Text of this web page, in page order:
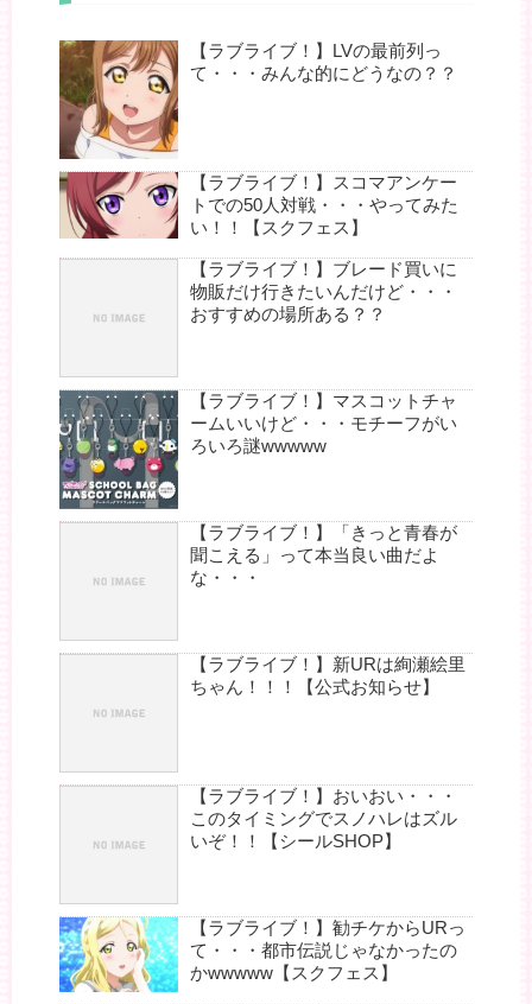
【ラブライブ！】LVの最前列っ
て・・・みんな的にどうなの？？
【ラブライブ！】スコマアンケー
トでの50人対戦・・・やってみた
い！！【スクフェス】
【ラブライブ！】ブレード買いに
物販だけ行きたいんだけど・・・
おすすめの場所ある？？
【ラブライブ！】マスコットチャ
ームいいけど・・・モチーフがい
ろいろ謎wwwww
【ラブライブ！】「きっと青春が
聞こえる」って本当良い曲だよ
な・・・
【ラブライブ！】新URは絢瀬絵里
ちゃん！！！【公式お知らせ】
【ラブライブ！】おいおい・・・
このタイミングでスノハレはズル
いぞ！！【シールSHOP】
【ラブライブ！】勧チケからURっ
て・・・都市伝説じゃなかったの
かwwwww【スクフェス】